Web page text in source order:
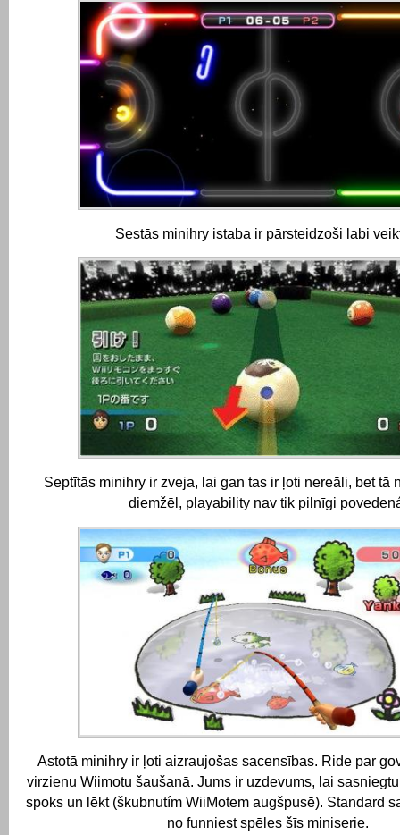
Sestās minihry istaba ir pārsteidzoši labi
Septītās minihry ir zveja, lai gan tas ir ļoti nereāli, bet tā
diemžēl, playability nav tik pilnīgi
Astotā minihry ir ļoti aizraujošas sacensības. Ride par
virzienu Wiimotu šaušanā. Jums ir uzdevums, lai
spoks un lēkt (škubnutím WiiMotem augšpusē). Standard
no funniest spēles šīs miniserie.